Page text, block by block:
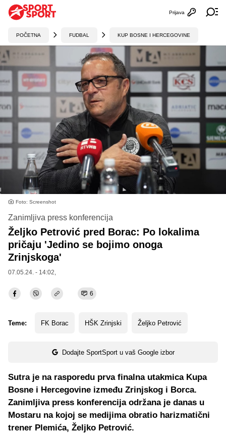
Otvori
Prijava
POČETNA FUDBAL KUP BOSNE I HERCEGOVINE
Foto: Screenshot
Zanimljiva press konferencija
Željko Petrović pred Borac: Po lokalima
pričaju 'Jedino se bojimo onoga
Zrinjskoga'
07.05.24. - 14:02,
6
Teme: FK Borac HŠK Zrinjski Željko Petrović
Dodajte SportSport u vaš Google izbor
Sutra je na rasporedu prva finalna utakmica Kupa
Bosne i Hercegovine između Zrinjskog i Borca.
Zanimljiva press konferencija održana je danas u
Mostaru na kojoj se medijima obratio harizmatični
trener Plemića, Željko Petrović.